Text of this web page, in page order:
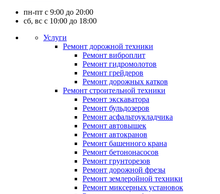
пн-пт с 9:00 до 20:00
сб, вс с 10:00 до 18:00
Услуги
Ремонт дорожной техники
Ремонт виброплит
Ремонт гидромолотов
Ремонт грейдеров
Ремонт дорожных катков
Ремонт строительной техники
Ремонт экскаватора
Ремонт бульдозеров
Ремонт асфальтоукладчика
Ремонт автовышек
Ремонт автокранов
Ремонт башенного крана
Ремонт бетононасосов
Ремонт грунторезов
Ремонт дорожной фрезы
Ремонт землеройной техники
Ремонт миксерных установок